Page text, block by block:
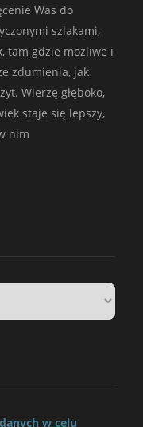
Was do
szlakami,
tam gdzie możliwe i
zdumienia, jak
Wierzę głęboko,
staje się lepszy,
nim
w celu